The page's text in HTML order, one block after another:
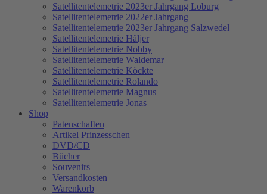
Satellitentelemetrie 2023er Jahrgang Loburg
Satellitentelemetrie 2022er Jahrgang
Satellitentelemetrie 2023er Jahrgang Salzwedel
Satellitentelemetrie Håljer
Satellitentelemetrie Nobby
Satellitentelemetrie Waldemar
Satellitentelemetrie Köckte
Satellitentelemetrie Rolando
Satellitentelemetrie Magnus
Satellitentelemetrie Jonas
Shop
Patenschaften
Artikel Prinzesschen
DVD/CD
Bücher
Souvenirs
Versandkosten
Warenkorb